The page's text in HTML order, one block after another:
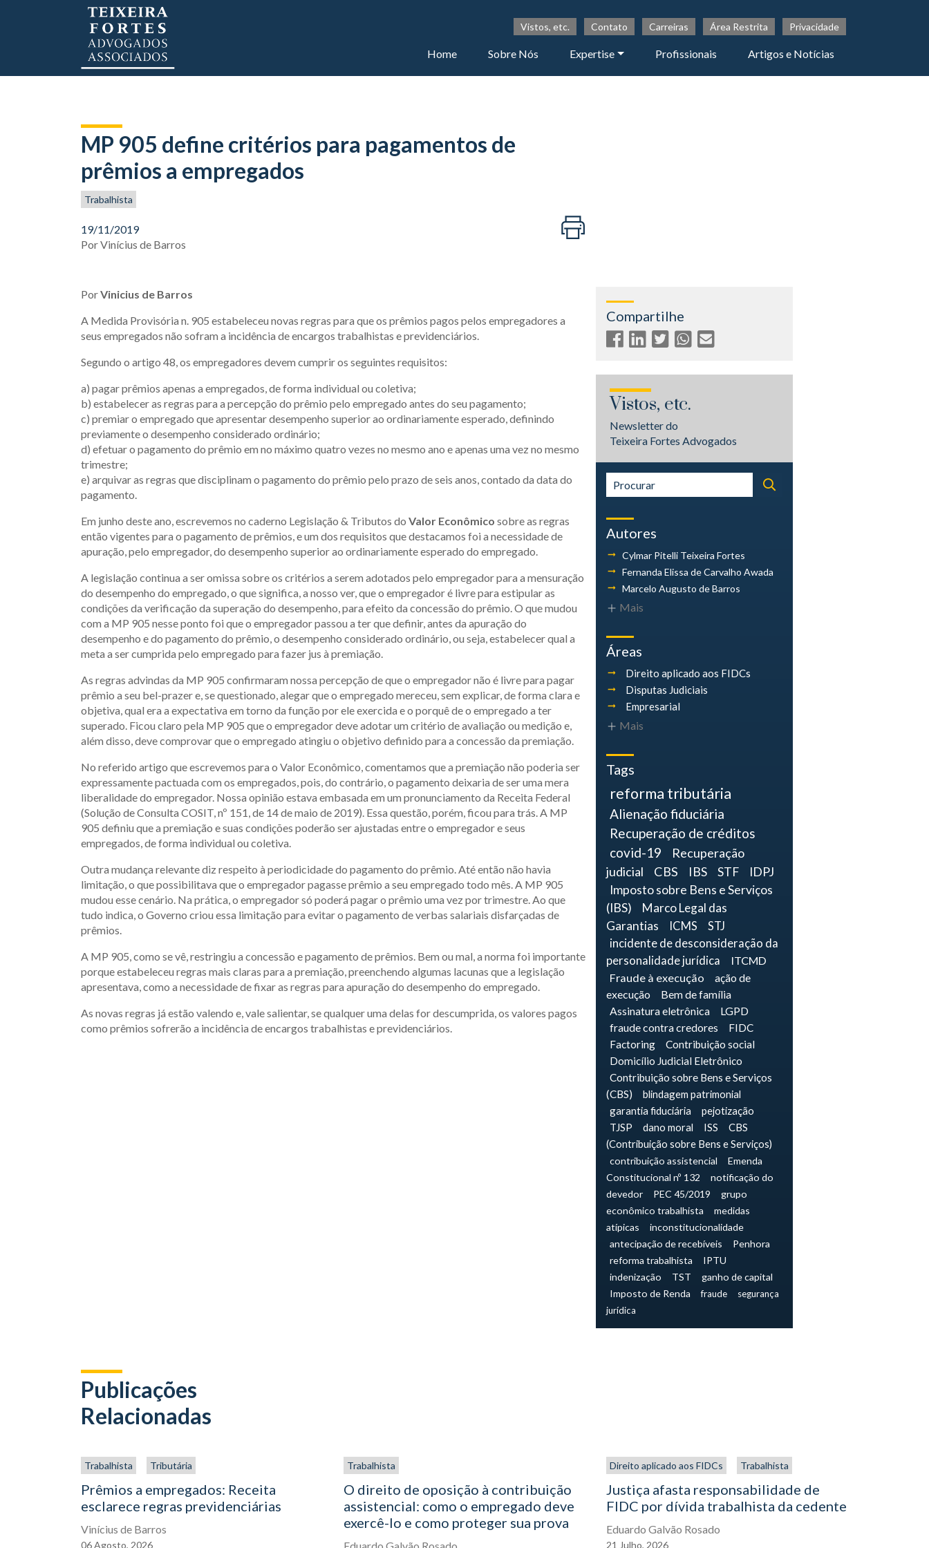
Vistos, etc. Contato Carreiras Área Restrita Privacidade
Home Sobre Nós Expertise Profissionais Artigos e Notícias
MP 905 define critérios para pagamentos de
prêmios a empregados
Trabalhista
19/11/2019
PorVinícius de Barros
PorVinicius de Barros
A Medida Provisória n. 905 estabeleceu novas regras para que os prêmios pagos pelos empregadores a
seus empregados não sofram a incidência de encargos trabalhistas e previdenciários.
Segundo o artigo 48, os empregadores devem cumprir os seguintes requisitos:
a) pagar prêmios apenas a empregados, de forma individual ou coletiva;
b) estabelecer as regras para a percepção do prêmio pelo empregado antes do seu pagamento;
c) premiar o empregado que apresentar desempenho superior ao ordinariamente esperado, definindo
previamente o desempenho considerado ordinário;
d) efetuar o pagamento do prêmio em no máximo quatro vezes no mesmo ano e apenas uma vez no mesmo
trimestre;
e) arquivar as regras que disciplinam o pagamento do prêmio pelo prazo de seis anos, contado da data do
pagamento.
Em junho deste ano, escrevemos no caderno Legislação & Tributos do Valor Econômico sobre as regras
então vigentes para o pagamento de prêmios, e um dos requisitos que destacamos foi a necessidade de
apuração, pelo empregador, do desempenho superior ao ordinariamente esperado do empregado.
A legislação continua a ser omissa sobre os critérios a serem adotados pelo empregador para a mensuração
do desempenho do empregado, o que significa, a nosso ver, que o empregador é livre para estipular as
condições da verificação da superação do desempenho, para efeito da concessão do prêmio. O que mudou
com a MP 905 nesse ponto foi que o empregador passou a ter que definir, antes da apuração do
desempenho e do pagamento do prêmio, o desempenho considerado ordinário, ou seja, estabelecer qual a
meta a ser cumprida pelo empregado para fazer jus à premiação.
As regras advindas da MP 905 confirmaram nossa percepção de que o empregador não é livre para pagar
prêmio a seu bel-prazer e, se questionado, alegar que o empregado mereceu, sem explicar, de forma clara e
objetiva, qual era a expectativa em torno da função por ele exercida e o porquê de o empregado a ter
superado. Ficou claro pela MP 905 que o empregador deve adotar um critério de avaliação ou medição e,
além disso, deve comprovar que o empregado atingiu o objetivo definido para a concessão da premiação.
No referido artigo que escrevemos para o Valor Econômico, comentamos que a premiação não poderia ser
expressamente pactuada com os empregados, pois, do contrário, o pagamento deixaria de ser uma mera
liberalidade do empregador. Nossa opinião estava embasada em um pronunciamento da Receita Federal
(Solução de Consulta COSIT, nº 151, de 14 de maio de 2019). Essa questão, porém, ficou para trás. A MP
905 definiu que a premiação e suas condições poderão ser ajustadas entre o empregador e seus
empregados, de forma individual ou coletiva.
Outra mudança relevante diz respeito à periodicidade do pagamento do prêmio. Até então não havia
limitação, o que possibilitava que o empregador pagasse prêmio a seu empregado todo mês. A MP 905
mudou esse cenário. Na prática, o empregador só poderá pagar o prêmio uma vez por trimestre. Ao que
tudo indica, o Governo criou essa limitação para evitar o pagamento de verbas salariais disfarçadas de
prêmios.
A MP 905, como se vê, restringiu a concessão e pagamento de prêmios. Bem ou mal, a norma foi importante
porque estabeleceu regras mais claras para a premiação, preenchendo algumas lacunas que a legislação
apresentava, como a necessidade de fixar as regras para apuração do desempenho do empregado.
As novas regras já estão valendo e, vale salientar, se qualquer uma delas for descumprida, os valores pagos
como prêmios sofrerão a incidência de encargos trabalhistas e previdenciários.
Compartilhe
Vistos, etc.
Newsletter do
Teixeira Fortes Advogados
Autores
Cylmar Pitelli Teixeira Fortes
Fernanda Elissa de Carvalho Awada
Marcelo Augusto de Barros
Mais
Áreas
Direito aplicado aos FIDCs
Disputas Judiciais
Empresarial
Mais
Tags
reforma tributária
Alienação fiduciária
Recuperação de créditos
covid-19
Recuperação
judicial
CBS IBS STF
IDPJ
Imposto sobre Bens e Serviços
(IBS)
Marco Legal das
Garantias
ICMS
STJ
incidente de desconsideração da
personalidade jurídica
ITCMD
Fraude à execução
ação de
execução
Bem de família
Assinatura eletrônica
LGPD
fraude contra credores
FIDC
Factoring
Contribuição social
Domicílio Judicial Eletrônico
Contribuição sobre Bens e Serviços
(CBS)
blindagem patrimonial
garantia fiduciária
pejotização
TJSP
dano moral ISS
CBS
(Contribuição sobre Bens e Serviços)
contribuição assistencial
Emenda
Constitucional nº 132
notificação do
devedor
PEC 45/2019
grupo
econômico trabalhista
medidas
atípicas
inconstitucionalidade
antecipação de recebíveis
Penhora
reforma trabalhista
IPTU
indenização
TST
ganho de capital
Imposto de Renda
fraude
segurança
jurídica
Publicações
Relacionadas
Trabalhista Tributária
Prêmios a empregados: Receita
esclarece regras previdenciárias
Vinícius de Barros
06Agosto, 2026
Trabalhista
O direito de oposição à contribuição
assistencial: como o empregado deve
exercê-lo e como proteger sua prova
Direito aplicado aos FIDCs Trabalhista
Justiça afasta responsabilidade de
FIDC por dívida trabalhista da cedente
Eduardo Galvão Rosado
21 Julho, 2026